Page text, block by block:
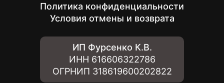
Политика конфиденциальности
Условия отмены и возврата
ИП Фурсенко К.В.
ИНН 616606322786
ОГРНИП 318619600202822